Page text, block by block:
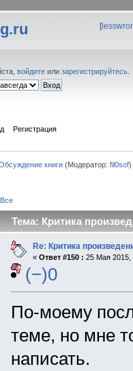
[
войдите или зарегистрируйтесь
Регистрация
книги(Модератор: fil0sof)
Все
Тема: Критика
Re: Критика
« Ответ #150 : 25 Мая 2015,
(−)0
По-моему
теме, но мне
написать.